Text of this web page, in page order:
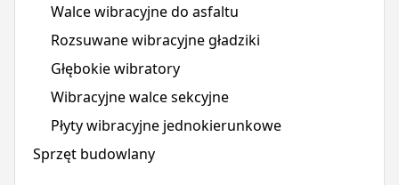
Walce wibracyjne do asfaltu
Rozsuwane wibracyjne gładziki
Głębokie wibratory
Wibracyjne walce sekcyjne
Płyty wibracyjne jednokierunkowe
Sprzęt budowlany